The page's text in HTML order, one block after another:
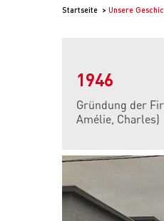
Startseite Unsere
1946
Gründung der
Amélie, Charles)